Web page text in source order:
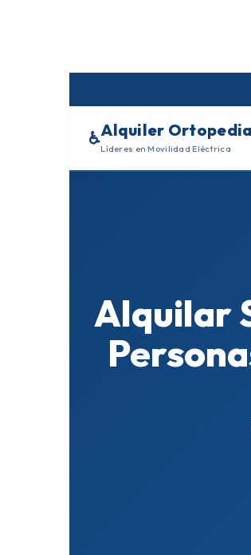
♿Alquiler Ortopedia
Líderes en Movilidad Eléctrica
Alquilar